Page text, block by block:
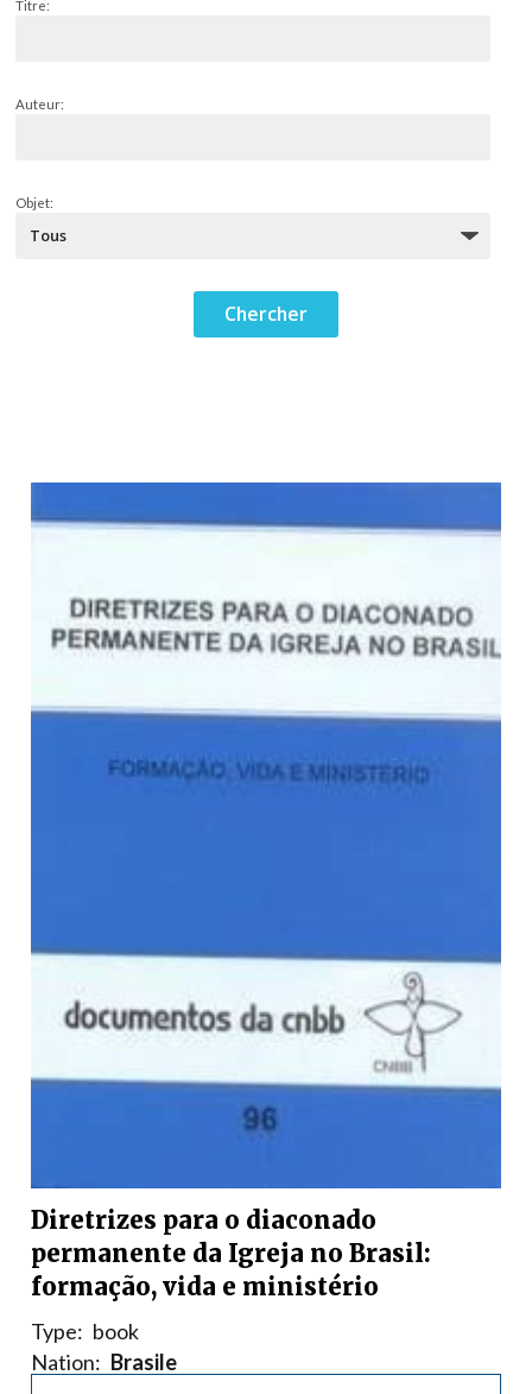
Titre:
Auteur:
Objet:
Diretrizes para o diaconado
permanente da Igreja no Brasil:
formação, vida e ministério
Type: book
Nation: Brasile